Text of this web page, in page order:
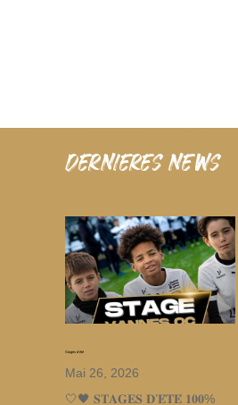
dernieres news
Stages d’été
Mai 26, 2026
🤍🖤 𝐒𝐓𝐀𝐆𝐄𝐒 𝐃’𝐄́𝐓𝐄́ 𝟏𝟎𝟎%